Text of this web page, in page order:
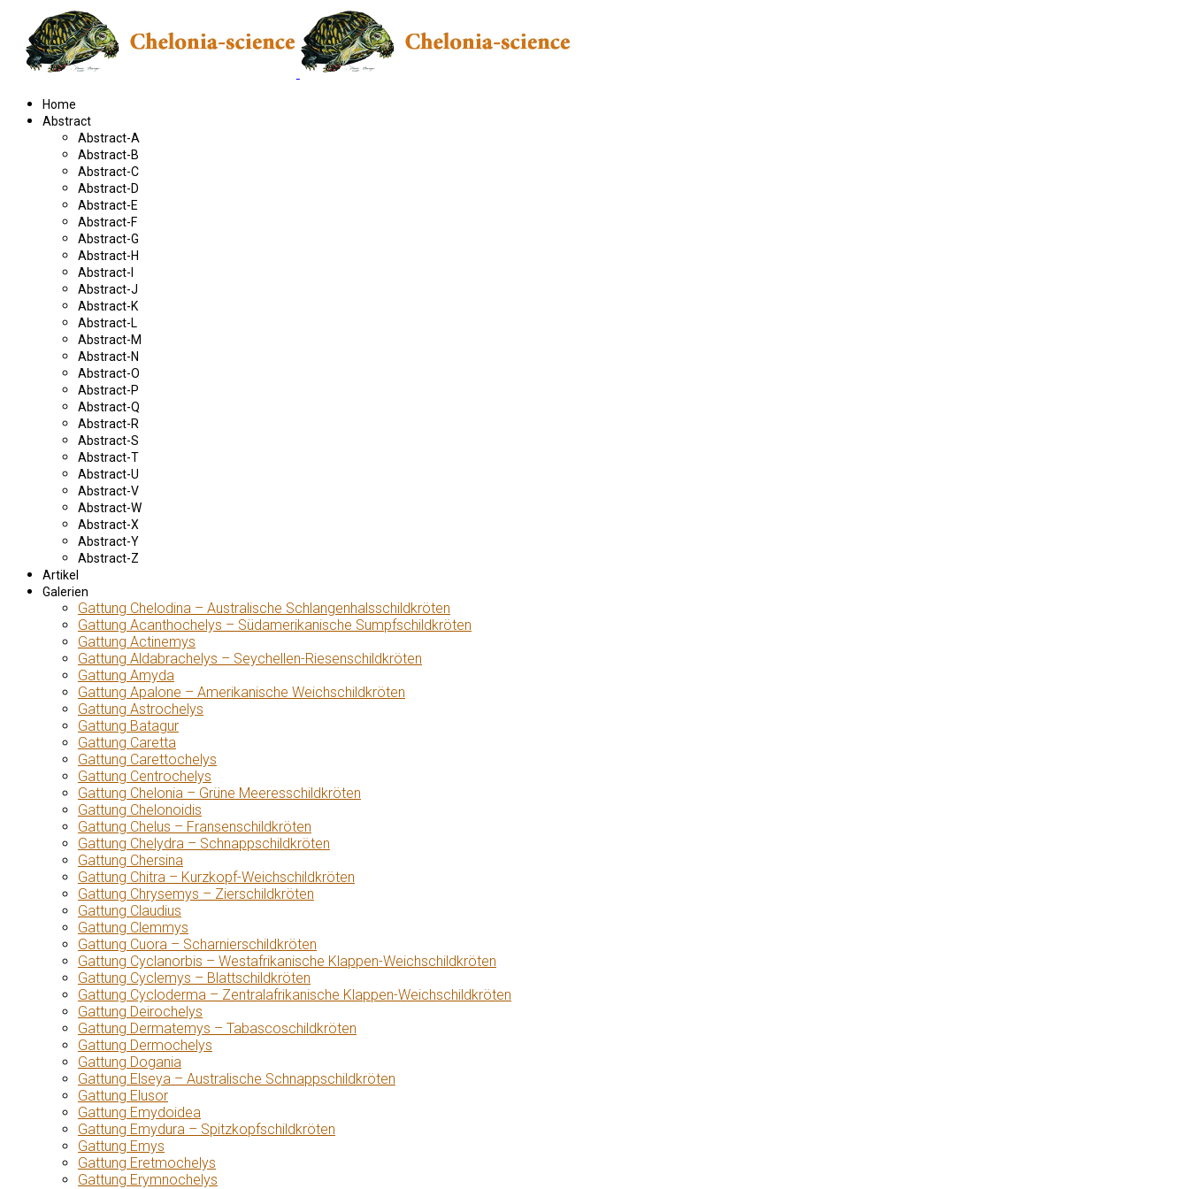
Home
Abstract
Abstract-A
Abstract-B
Abstract-C
Abstract-D
Abstract-E
Abstract-F
Abstract-G
Abstract-H
Abstract-I
Abstract-J
Abstract-K
Abstract-L
Abstract-M
Abstract-N
Abstract-O
Abstract-P
Abstract-Q
Abstract-R
Abstract-S
Abstract-T
Abstract-U
Abstract-V
Abstract-W
Abstract-X
Abstract-Y
Abstract-Z
Artikel
Galerien
Gattung Chelodina – Australische Schlangenhalsschildkröten
Gattung Acanthochelys – Südamerikanische Sumpfschildkröten
Gattung Actinemys
Gattung Aldabrachelys – Seychellen-Riesenschildkröten
Gattung Amyda
Gattung Apalone – Amerikanische Weichschildkröten
Gattung Astrochelys
Gattung Batagur
Gattung Caretta
Gattung Carettochelys
Gattung Centrochelys
Gattung Chelonia – Grüne Meeresschildkröten
Gattung Chelonoidis
Gattung Chelus – Fransenschildkröten
Gattung Chelydra – Schnappschildkröten
Gattung Chersina
Gattung Chitra – Kurzkopf-Weichschildkröten
Gattung Chrysemys – Zierschildkröten
Gattung Claudius
Gattung Clemmys
Gattung Cuora – Scharnierschildkröten
Gattung Cyclanorbis – Westafrikanische Klappen-Weichschildkröten
Gattung Cyclemys – Blattschildkröten
Gattung Cycloderma – Zentralafrikanische Klappen-Weichschildkröten
Gattung Deirochelys
Gattung Dermatemys – Tabascoschildkröten
Gattung Dermochelys
Gattung Dogania
Gattung Elseya – Australische Schnappschildkröten
Gattung Elusor
Gattung Emydoidea
Gattung Emydura – Spitzkopfschildkröten
Gattung Emys
Gattung Eretmochelys
Gattung Erymnochelys